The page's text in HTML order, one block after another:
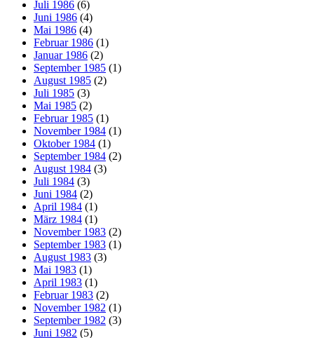
Juli 1986 (6)
Juni 1986 (4)
Mai 1986 (4)
Februar 1986 (1)
Januar 1986 (2)
September 1985 (1)
August 1985 (2)
Juli 1985 (3)
Mai 1985 (2)
Februar 1985 (1)
November 1984 (1)
Oktober 1984 (1)
September 1984 (2)
August 1984 (3)
Juli 1984 (3)
Juni 1984 (2)
April 1984 (1)
März 1984 (1)
November 1983 (2)
September 1983 (1)
August 1983 (3)
Mai 1983 (1)
April 1983 (1)
Februar 1983 (2)
November 1982 (1)
September 1982 (3)
Juni 1982 (5)